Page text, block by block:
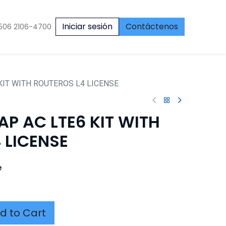
2106-4700 Iniciar sesión Contáctenos
WITH ROUTEROS L4 LICENSE
AC LTE6 KIT WITH
to Cart